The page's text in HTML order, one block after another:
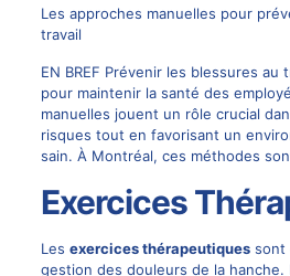
Les approches manuelles pour
travail
EN BREF Prévenir les blessures au
pour maintenir la santé des
manuelles jouent un rôle crucial
risques tout en favorisant un
sain. À Montréal, ces méthodes
Exercices
Les exercices thérapeutiquessont
gestion des douleurs de la hanche.